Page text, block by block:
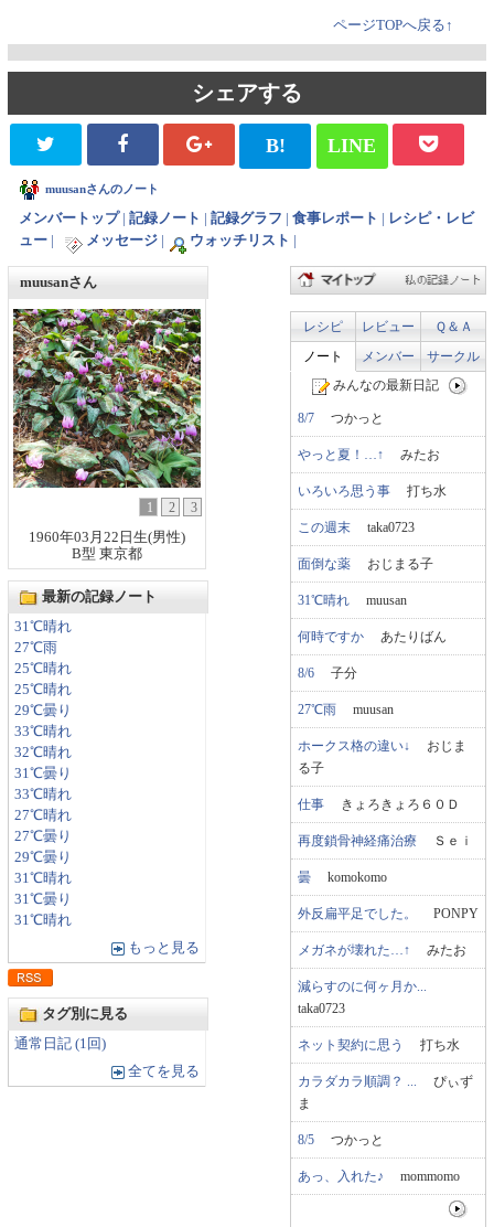
ページTOPへ戻る↑
シェアする
B! LINE
muusanさんのノート
メンバートップ| 記録ノート 記録グラフ 食事レポート
レシピ・レビ
ュー
メッセージ ウォッチリスト
muusanさん
1 2
3
1960年03月22日生(男性)
B型 東京都
最新の記録ノート
31℃晴れ
27℃雨
25℃晴れ
25℃晴れ
29℃曇り
33℃晴れ
32℃晴れ
31℃曇り
33℃晴れ
27℃晴れ
27℃曇り
29℃曇り
31℃晴れ
31℃曇り
31℃晴れ
もっと見る
タグ別に見る
通常日記 (1回)
全てを見る
レシピ レビュー
Ｑ＆Ａ
ノート
メンバー
サークル
みんなの最新日記
8/7 つかっと
やっと夏！…↑ みたお
いろいろ思う事 打ち水
この週末 taka0723
面倒な薬 おじまる子
31℃晴れ muusan
何時ですか あたりばん
8/6 子分
27℃雨 muusan
ホークス格の違い↓ おじま
る子
仕事 きょろきょろ６０Ｄ
再度鎖骨神経痛治療 Ｓｅｉ
曇 komokomo
外反扁平足でした。 PONPY
メガネが壊れた…↑ みたお
減らすのに何ヶ月か...
taka0723
ネット契約に思う 打ち水
カラダカラ順調？ ...
ぴぃず
ま
8/5 つかっと
あっ、入れた♪ mommomo